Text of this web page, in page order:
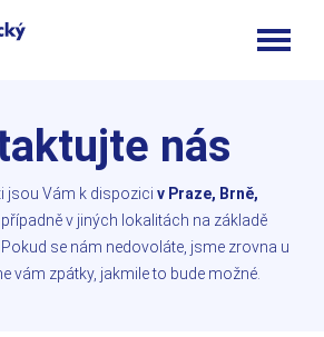
nás
jsou Vám k dispozici v Praze, Brně,
případně v jiných lokalitách na základě
se nám nedovoláte, jsme zrovna u
vám zpátky, jakmile to bude možné.